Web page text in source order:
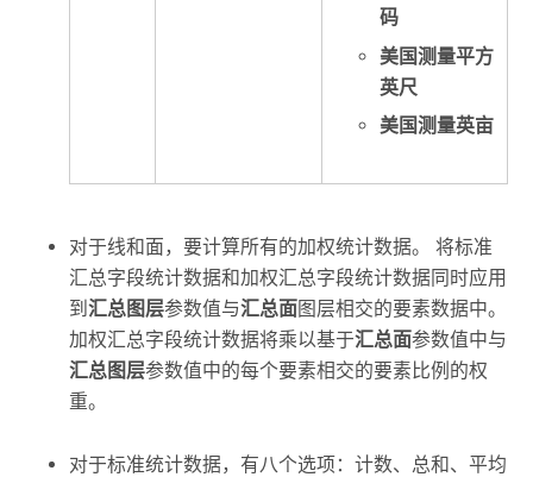
码
美国测量平方
英尺
美国测量英亩
对于线和面，要计算所有的加权统计数据。 将标准
汇总字段统计数据和加权汇总字段统计数据同时应用
到汇总图层参数值与汇总面 图层相交的要素数据中。
加权汇总字段统计数据将乘以基于汇总面参数值中与
汇总图层参数值中的每个要素相交的要素比例的权
重。
对于标准统计数据，有八个选项：计数、总和、平均